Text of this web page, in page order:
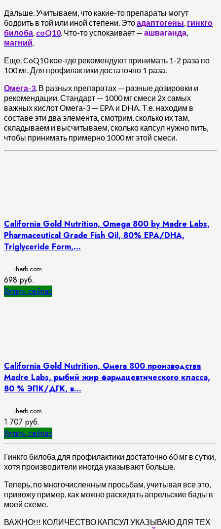
Дальше. Учитываем, что какие-то препараты могут
бодрить в той или иной степени. Этоадаптогены, гинкго
билоба, coQ10. Что-то успокаивает — ашваганда,
магний.
Еще. CoQ10 кое-где рекомендуют принимать 1-2 раза по
100 мг. Для профилактики достаточно 1 раза.
Омега-3. В разных препаратах — разные дозировки и
рекомендации. Стандарт — 1000 мг смеси 2х самых
важных кислот Омега-3 — EPA и DHA. Т.е. находим в
составе эти два элемента, смотрим, сколько их там,
складываем и высчитываем, сколько капсул нужно пить,
чтобы принимать примерно 1000 мг этой смеси.
California Gold Nutrition, Omega 800 by Madre Labs,
Pharmaceutical Grade Fish Oil, 80% EPA/DHA,
Triglyceride Form,...
iherb.com
698 руб.
Купить сейчас
California Gold Nutrition, Омега 800 производства
Madre Labs, рыбий жир фармацевтического класса,
80 % ЭПК/ДГК, в...
iherb.com
1 707 руб.
Купить сейчас
Гинкго билоба для профилактики достаточно 60 мг в сутки,
хотя производители иногда указывают больше.
Теперь, по многочисленным просьбам, учитывая все это,
привожу пример, как можно раскидать апрельские бады в
моей схеме.
ВАЖНО!!! КОЛИЧЕСТВО КАПСУЛ УКАЗЫВАЮ ДЛЯ ТЕХ